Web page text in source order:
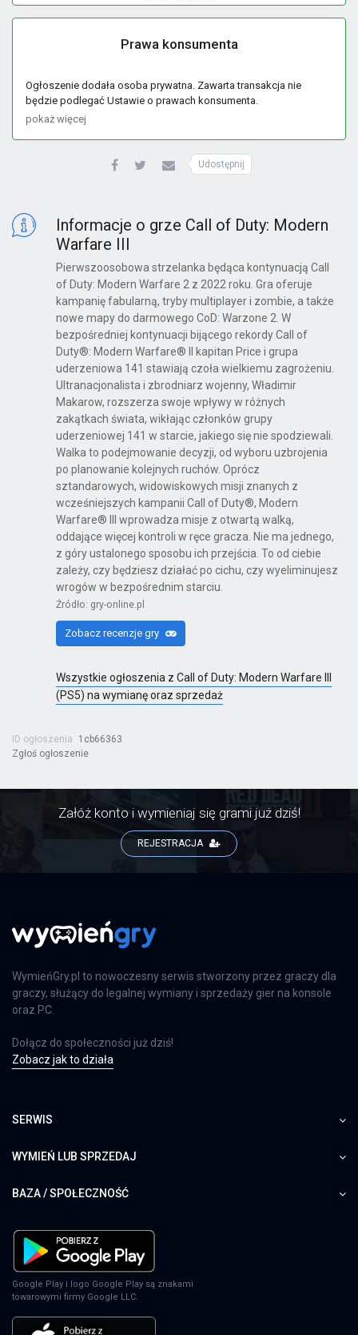
Prawa konsumenta
Ogłoszenie dodała osoba prywatna. Zawarta transakcja nie
będzie podlegać Ustawie o prawach konsumenta.
pokaż więcej
Udostępnij
Informacje o grze Call of Duty: Modern
Warfare III
Pierwszoosobowa strzelanka będąca kontynuacją Call
of Duty: Modern Warfare 2 z 2022 roku. Gra oferuje
kampanię fabularną, tryby multiplayer i zombie, a także
nowe mapy do darmowego CoD: Warzone 2. W
bezpośredniej kontynuacji bijącego rekordy Call of
Duty®: Modern Warfare® II kapitan Price i grupa
uderzeniowa 141 stawiają czoła wielkiemu zagrożeniu.
Ultranacjonalista i zbrodniarz wojenny, Władimir
Makarow, rozszerza swoje wpływy w różnych
zakątkach świata, wikłając członków grupy
uderzeniowej 141 w starcie, jakiego się nie spodziewali.
Walka to podejmowanie decyzji, od wyboru uzbrojenia
po planowanie kolejnych ruchów. Oprócz
sztandarowych, widowiskowych misji znanych z
wcześniejszych kampanii Call of Duty®, Modern
Warfare® III wprowadza misje z otwartą walką,
oddające więcej kontroli w ręce gracza. Nie ma jednego,
z góry ustalonego sposobu ich przejścia. To od ciebie
zależy, czy będziesz działać po cichu, czy wyeliminujesz
wrogów w bezpośrednim starciu.
Źródło: gry-online.pl
Zobacz recenzje gry
Wszystkie ogłoszenia z Call of Duty: Modern Warfare III
(PS5) na wymianę oraz sprzedaż
ID ogłoszenia
1cb66363
Zgłoś ogłoszenie
Załóż konto i wymieniaj się grami już dziś!
REJESTRACJA
WymieńGry.pl to nowoczesny serwis stworzony przez graczy dla
graczy, służący do legalnej wymiany i sprzedaży gier na konsole
oraz PC.
Dołącz do społeczności już dziś!
Zobacz jak to działa
SERWIS
WYMIEŃ LUB SPRZEDAJ
BAZA / SPOŁECZNOŚĆ
Google Play i logo Google Play są znakami
towarowymi firmy Google LLC.